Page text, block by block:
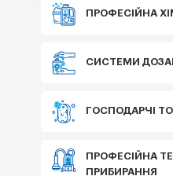
ПРОФЕСІЙНА
СИСТЕМИ
ГОСПОДАРЧІ
ПРОФЕСІЙНА
ПРИБИРАННЯ